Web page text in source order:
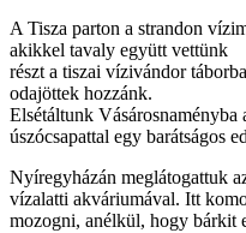
A Tisza parton a strandon
akikkel tavaly együtt vettünk
részt a tiszai vízivándor
odajöttek hozzánk.
Elsétáltunk
úszócsapattal egy barátságos
Nyíregyházán meglátogattuk
vízalatti akváriumával. Itt
mozogni, anélkül, hogy bárkit